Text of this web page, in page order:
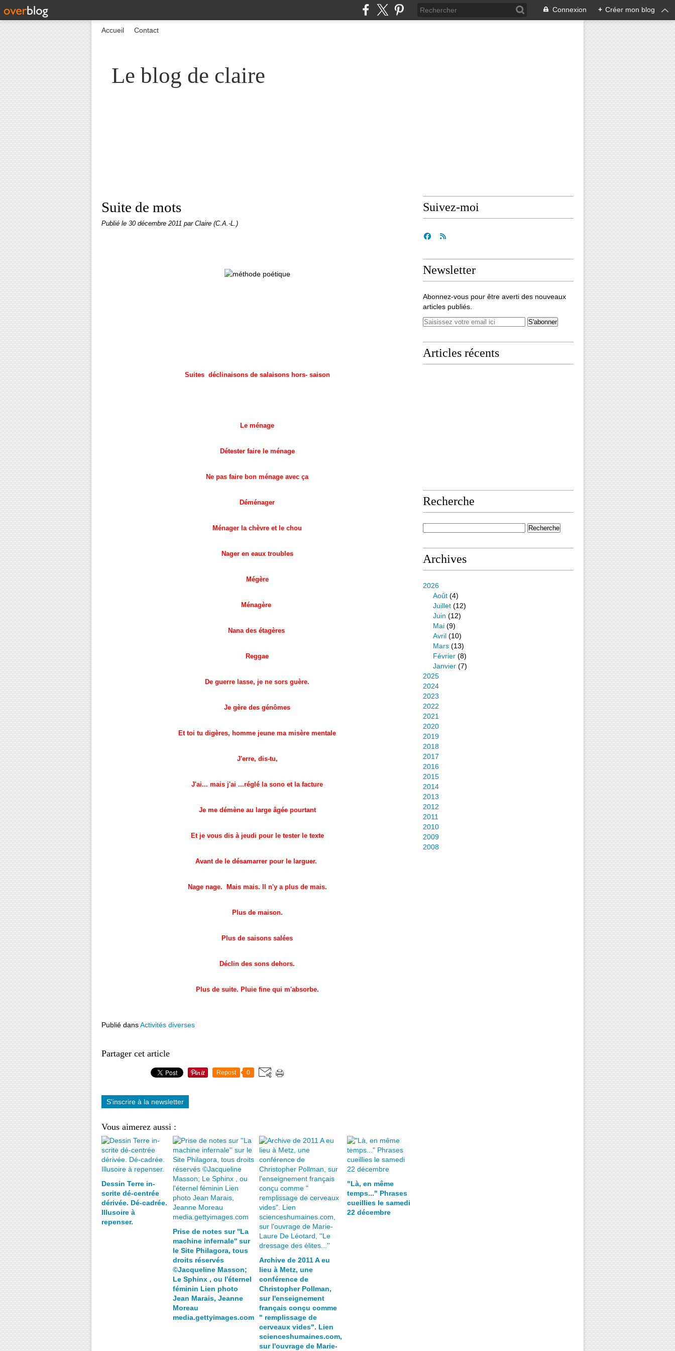
Connexion + Créer mon blog
Le blog de claire
Accueil Contact
Suite de mots
Publié le 30 décembre 2011 par Claire (C.A.-L.)
Suites déclinaisons de salaisons hors- saison
Le ménage
Détester faire le ménage
Ne pas faire bon ménage avec ça
Déménager
Ménager la chèvre et le chou
Nager en eaux troubles
Mégère
Ménagère
Nana des étagères
Reggae
De guerre lasse, je ne sors guère.
Je gère des génômes
Et toi tu digères, homme jeune ma misère mentale
J'erre, dis-tu,
J'ai... mais j'ai ...réglé la sono et la facture
Je me démène au large âgée pourtant
Et je vous dis à jeudi pour le tester le texte
Avant de le désamarrer pour le larguer.
Nage nage. Mais mais. Il n'y a plus de mais.
Plus de maison.
Plus de saisons salées
Déclin des sons dehors.
Plus de suite. Pluie fine qui m'absorbe.
Publié dansActivités diverses
Partager cet article
Repost 0
S'inscrire à la newsletter
Vous aimerez aussi :
Dessin Terre in-
scrite dé-centrée
dérivée. Dé-cadrée.
Illusoire à
repenser.
Prise de notes sur ''La
machine infernale'' sur
le Site Philagora, tous
droits réservés
©Jacqueline Masson;
Le Sphinx , ou l'éternel
féminin Lien photo
Jean Marais, Jeanne
Moreau
media.gettyimages.com
Archive de 2011 A eu
lieu à Metz, une
conférence de
Christopher Pollman,
sur l'enseignement
français conçu comme
" remplissage de
cerveaux vides". Lien
scienceshumaines.com,
sur l'ouvrage de Marie-
"Là, en même
temps..." Phrases
cueillies le samedi
22 décembre
Suivez-moi
Newsletter
Abonnez-vous pour être averti des nouveaux
articles publiés.
Articles récents
Recherche
Archives
2026
Août (4)
Juillet (12)
Juin (12)
Mai (9)
Avril (10)
Mars (13)
Février (8)
Janvier (7)
2025
2024
2023
2022
2021
2020
2019
2018
2017
2016
2015
2014
2013
2012
2011
2010
2009
2008